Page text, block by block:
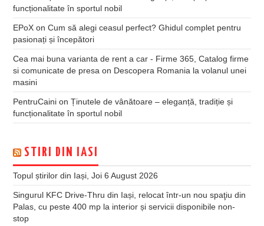
funcționalitate în sportul nobil
EPoX onCum să alegi ceasul perfect? Ghidul complet pentru
pasionați și începători
Cea mai buna varianta de rent a car - Firme 365, Catalog firme
si comunicate de presa on Descopera Romania la volanul unei
masini
PentruCaini onȚinutele de vânătoare – eleganță, tradiție și
funcționalitate în sportul nobil
STIRI DIN IASI
Topul știrilor din Iași, Joi 6 August 2026
Singurul KFC Drive-Thru din Iași, relocat într-un nou spaţiu din
Palas, cu peste 400 mp la interior și servicii disponibile non-
stop